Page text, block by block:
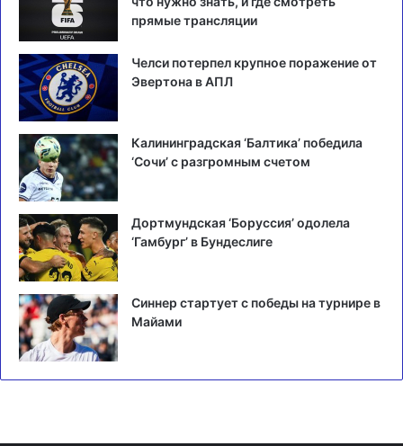
прямые трансляции
Челси потерпел крупное поражение от
Эвертона в АПЛ
Калининградская ‘Балтика’ победила
‘Сочи’ с разгромным счетом
Дортмундская ‘Боруссия’ одолела
‘Гамбург’ в Бундеслиге
Синнер стартует с победы на турнире в
Майами